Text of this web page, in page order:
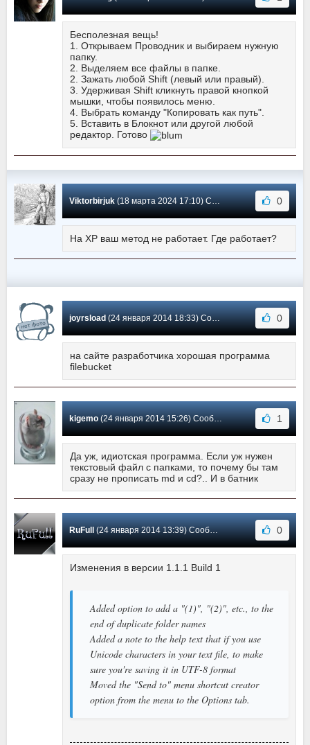
Бесполезная вещь!
1. Открываем Проводник и выбираем нужную
папку.
2. Выделяем все файлы в папке.
2. Зажать любой Shift (левый или правый).
3. Удерживая Shift кликнуть правой кнопкой
мышки, чтобы появилось меню.
4. Выбрать команду "Копировать как путь".
5. Вставить в Блокнот или другой любой
редактор. Готово
Viktorbirjuk(18 марта 2024 17:10) Сообщение #6 0
На ХР ваш метод не работает. Где работает?
joyrsload(24 января 2014 18:33) Сообщение #5 0
на сайте разработчика хорошая программа
filebucket
kigemo(24 января 2014 15:26) Сообщение #4 1
Да уж, идиотская программа. Если уж нужен
текстовый файл с папками, то почему бы там
сразу не прописать md и cd?.. И в батник
RuFull (24 января 2014 13:39) Сообщение #3 0
Изменения в версии 1.1.1 Build 1
Added option to add a "(1)", "(2)", etc., to the
end of duplicate folder names
Added a note to the help text that if you use
Unicode characters in your text file, to make
sure you're saving it in UTF-8 format
Moved the "Send to" menu shortcut creator
option from the menu to the Options tab.